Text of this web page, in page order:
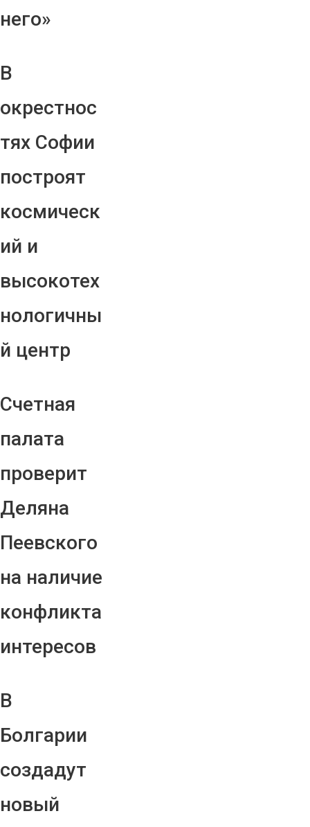
него»
В
окрестнос
тях Софии
построят
космическ
ий и
высокотех
нологичны
й центр
Счетная
палата
проверит
Деляна
Пеевского
на наличие
конфликта
интересов
В
Болгарии
создадут
новый